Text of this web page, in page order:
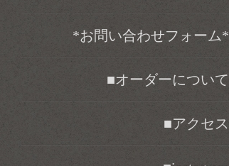
*お問い合わせフォーム*
■オーダーについて
■アクセス